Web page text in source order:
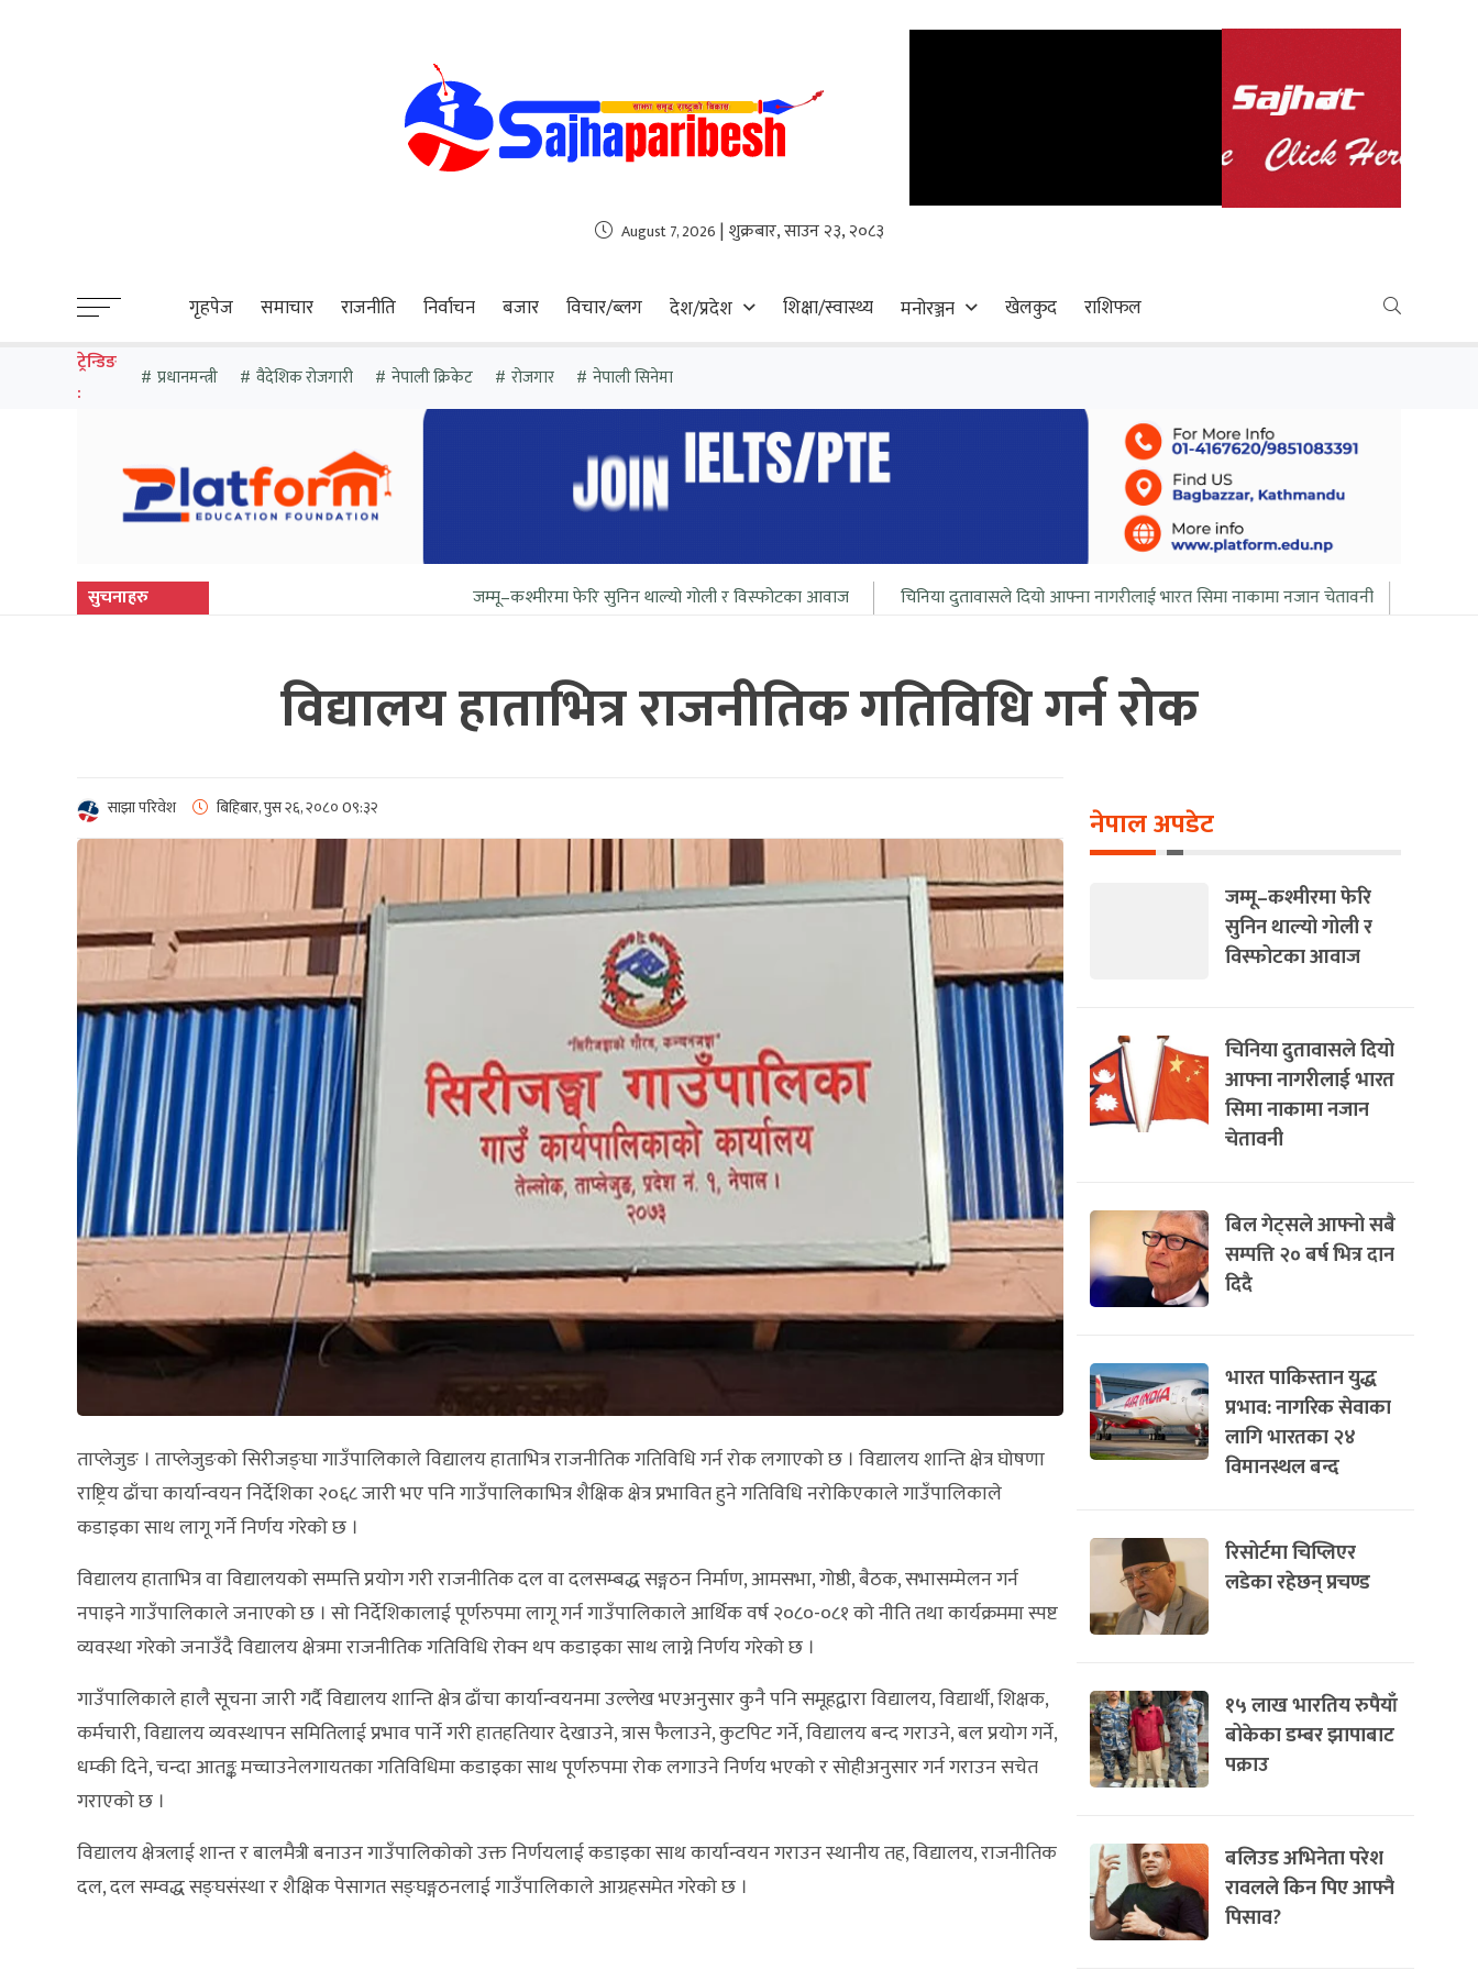
August 7, 2026 | शुक्रबार, साउन २३, २०८३
गृहपेज समाचार राजनीति निर्वाचन बजार विचार/ब्लग देश/प्रदेश शिक्षा/स्वास्थ्य मनोरञ्जन खेलकुद राशिफल
ट्रेन्डिङ
:
प्रधानमन्त्री वैदेशिक रोजगारी नेपाली क्रिकेट रोजगार नेपाली सिनेमा
सुचनाहरु जम्मू–कश्मीरमा फेरि सुनिन थाल्यो गोली र विस्फोटका आवाज चिनिया दुतावासले दियो आफ्ना नागरीलाई भारत सिमा नाकामा नजान चेतावनी बिल गेट्सले आफ्नो सबै
विद्यालय हाताभित्र राजनीतिक गतिविधि गर्न रोक
साझा परिवेश बिहिबार, पुस २६, २०८०0९:३२
ताप्लेजुङ । ताप्लेजुङको सिरीजङ्घा गाउँपालिकाले विद्यालय हाताभित्र राजनीतिक गतिविधि गर्न रोक लगाएको छ । विद्यालय शान्ति क्षेत्र घोषणा
राष्ट्रिय ढाँचा कार्यान्वयन निर्देशिका २०६८ जारी भए पनि गाउँपालिकाभित्र शैक्षिक क्षेत्र प्रभावित हुने गतिविधि नरोकिएकाले गाउँपालिकाले
कडाइका साथ लागू गर्ने निर्णय गरेको छ ।
विद्यालय हाताभित्र वा विद्यालयको सम्पत्ति प्रयोग गरी राजनीतिक दल वा दलसम्बद्ध सङ्गठन निर्माण, आमसभा, गोष्ठी, बैठक, सभासम्मेलन गर्न
नपाइने गाउँपालिकाले जनाएको छ । सो निर्देशिकालाई पूर्णरुपमा लागू गर्न गाउँपालिकाले आर्थिक वर्ष २०८०-०८१ को नीति तथा कार्यक्रममा स्पष्ट
व्यवस्था गरेको जनाउँदै विद्यालय क्षेत्रमा राजनीतिक गतिविधि रोक्न थप कडाइका साथ लाग्ने निर्णय गरेको छ ।
गाउँपालिकाले हालै सूचना जारी गर्दै विद्यालय शान्ति क्षेत्र ढाँचा कार्यान्वयनमा उल्लेख भएअनुसार कुनै पनि समूहद्वारा विद्यालय, विद्यार्थी, शिक्षक,
कर्मचारी, विद्यालय व्यवस्थापन समितिलाई प्रभाव पार्ने गरी हातहतियार देखाउने, त्रास फैलाउने, कुटपिट गर्ने, विद्यालय बन्द गराउने, बल प्रयोग गर्ने,
धम्की दिने, चन्दा आतङ्क मच्चाउनेलगायतका गतिविधिमा कडाइका साथ पूर्णरुपमा रोक लगाउने निर्णय भएको र सोहीअनुसार गर्न गराउन सचेत
गराएको छ ।
विद्यालय क्षेत्रलाई शान्त र बालमैत्री बनाउन गाउँपालिकोको उक्त निर्णयलाई कडाइका साथ कार्यान्वयन गराउन स्थानीय तह, विद्यालय, राजनीतिक
दल, दल सम्वद्ध सङ्घसंस्था र शैक्षिक पेसागत सङ्घङ्गठनलाई गाउँपालिकाले आग्रहसमेत गरेको छ ।
नेपाल अपडेट
जम्मू–कश्मीरमा फेरि
सुनिन थाल्यो गोली र
विस्फोटका आवाज
चिनिया दुतावासले दियो
आफ्ना नागरीलाई भारत
सिमा नाकामा नजान
चेतावनी
बिल गेट्सले आफ्नो सबै
सम्पत्ति २० बर्ष भित्र दान
दिदै
भारत पाकिस्तान युद्ध
प्रभाव: नागरिक सेवाका
लागि भारतका २४
विमानस्थल बन्द
रिसोर्टमा चिप्लिएर
लडेका रहेछन् प्रचण्ड
१५ लाख भारतिय रुपैयाँ
बोकेका डम्बर झापाबाट
पक्राउ
बलिउड अभिनेता परेश
रावलले किन पिए आफ्नै
पिसाव?